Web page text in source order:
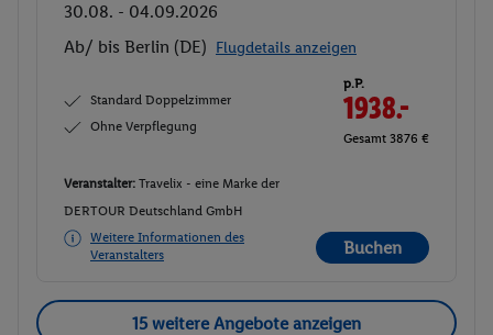
30.08. - 04.09.2026
Ab/ bis Berlin (DE) Flugdetails anzeigen
Standard Doppelzimmer
Ohne Verpflegung
p.P.
1938.-
Gesamt 3876 €
Veranstalter: Travelix - eine Marke der
DERTOUR Deutschland GmbH
Weitere Informationen des
Veranstalters
Buchen
15 weitere Angebote anzeigen